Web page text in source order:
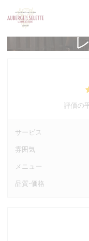
クッキー利用の管理につ
評価の
サービス
雰囲気
メニュー
品質-価格